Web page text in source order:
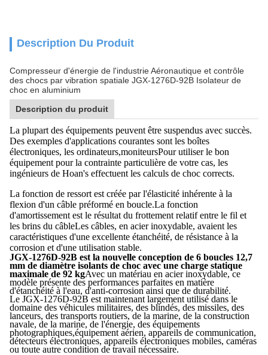
Description Du Produit
Compresseur d'énergie de l'industrie Aéronautique et contrôle
des chocs par vibration spatiale JGX-1276D-92B Isolateur de
choc en aluminium
Description du produit
La plupart des équipements peuvent être suspendus avec succès.
Des exemples d'applications courantes sont les boîtes
électroniques, les ordinateurs,moniteursPour utiliser le bon
équipement pour la contrainte particulière de votre cas, les
ingénieurs de Hoan's effectuent les calculs de choc corrects.
La fonction de ressort est créée par l'élasticité inhérente à la
flexion d'un câble préformé en boucle.La fonction
d'amortissement est le résultat du frottement relatif entre le fil et
les brins du câbleLes câbles, en acier inoxydable, avaient les
caractéristiques d'une excellente étanchéité, de résistance à la
corrosion et d'une utilisation stable.
JGX-1276D-92B est la nouvelle conception de 6 boucles 12,7
mm de diamètre isolants de choc avec une charge statique
maximale de 92 kgAvec un matériau en acier inoxydable, ce
modèle présente des performances parfaites en matière
d'étanchéité à l'eau, d'anti-corrosion ainsi que de durabilité.
Le JGX-1276D-92B est maintenant largement utilisé dans le
domaine des véhicules militaires, des blindés, des missiles, des
lanceurs, des transports routiers, de la marine, de la construction
navale, de la marine, de l'énergie, des équipements
photographiques,équipement aérien, appareils de communication,
détecteurs électroniques, appareils électroniques mobiles, caméras
ou toute autre condition de travail nécessaire.